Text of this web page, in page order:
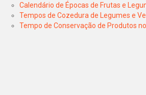
Calendário de Épocas de Frutas e
Tempos de Cozedura de Legumes e
Tempo de Conservação de Produtos